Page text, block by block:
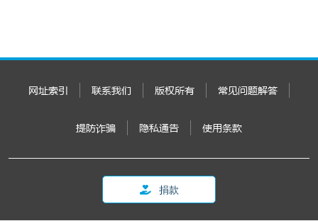
网址索引 联系我们 版权所有 常见问题解答
提防诈骗 隐私通告 使用条款
捐款